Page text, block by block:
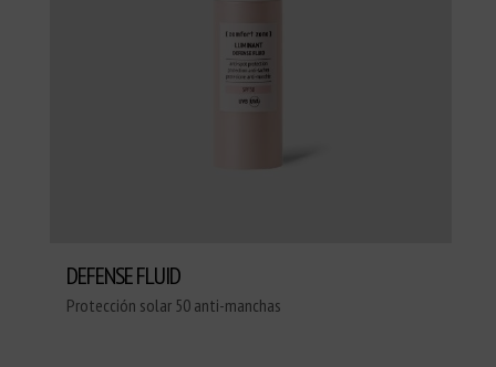
DEFENSE FLUID
Protección solar 50 anti-manchas